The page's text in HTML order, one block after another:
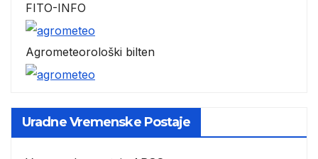
FITO-INFO
Agrometeorološki bilten
Uradne Vremenske Postaje